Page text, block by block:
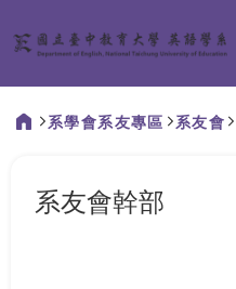
系學會系友專區 系友會
系友會幹部